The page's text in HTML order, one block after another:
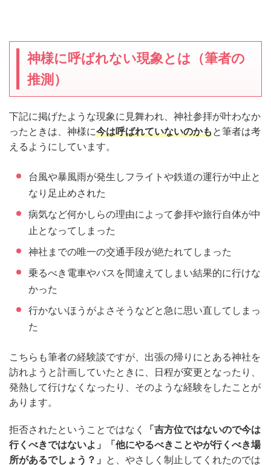
神様に呼ばれない現象とは（筆者の
推測）
下記に掲げたような現象に見舞われ、神社参拝が叶わなか
ったときは、神様に今は呼ばれていないのかもと筆者は考
えるようにしています。
台風や暴風雨が発生しフライトや鉄道の運行が中止と
なり足止めされた
病気など何かしらの理由によって参拝や旅行自体が中
止となってしまった
神社までの唯一の交通手段が絶たれてしまった
乗るべき電車やバスを間違えてしまい結果的に行けな
かった
行かないほうがよさそうなどと急に思い直してしまっ
た
こちらも筆者の経験談ですが、出張の帰りにとある神社を
訪れようと計画していたときに、日程が変更となったり、
発熱して行けなくなったり、そのような経験をしたことが
あります。
拒否されたということではなく
「吉方位ではないので今は
行くべきではないよ」「他にやるべきことやが行くべき場
所があるでしょう？」 と、やさしく制止してくれたのでは